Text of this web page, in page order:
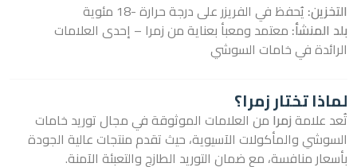
التخزين: يُحفظ في الفريزر على درجة حرارة -18 مئوية
بلد المنشأ: معتمد ومعبأ بعناية من زمرا – إحدى العلامات
الرائدة في خامات السوشي
لماذا تختار زمرا؟
تُعد علامةزمرا من العلامات الموثوقة في مجال توريد خامات
السوشي والمأكولات الآسيوية، حيث تقدم منتجات عالية الجودة
بأسعار منافسة، مع ضمان التوريد الطازج والتعبئة الآمنة.